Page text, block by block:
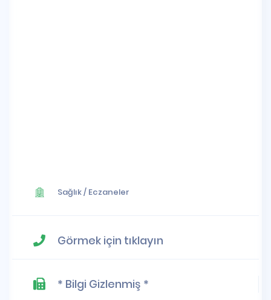
Sağlık/ Eczaneler
Görmek için tıklayın
* Bilgi Gizlenmiş *